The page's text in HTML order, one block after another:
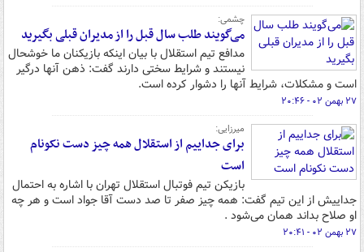
چشمی:
می‌گویند طلب سال قبل را از مدیران قبلی بگیرید
مدافع تیم استقلال با بیان اینکه بازیکنان ما خوشحال
نیستند و شرایط سختی دارند گفت: ذهن آنها درگیر
است و مشکلات، شرایط آنها را دشوار کرده است.
۲۷ بهمن ۰۲ - ۲۰:۴۶
میرزایی:
برای جداییم از استقلال همه چیز دست نکونام
است
بازیکن تیم فوتبال استقلال تهران با اشاره به احتمال
جداییش از این تیم گفت: همه چیز صفر تا صد دست آقا جواد است و هر چه
او صلاح بداند همان می‌شود .
۲۷ بهمن ۰۲ - ۲۰:۴۱